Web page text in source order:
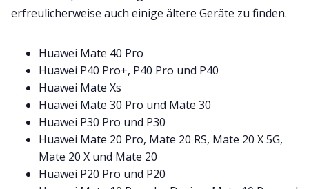
erfreulicherweise auch einige ältere Geräte zu finden.
Huawei Mate 40 Pro
Huawei P40 Pro+, P40 Pro und P40
Huawei Mate Xs
Huawei Mate 30 Pro und Mate 30
Huawei P30 Pro und P30
Huawei Mate 20 Pro, Mate 20 RS, Mate 20 X 5G,
Mate 20 X und Mate 20
Huawei P20 Pro und P20